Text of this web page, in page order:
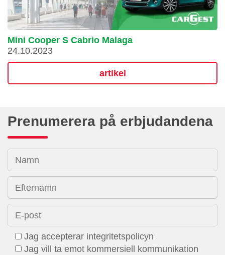
Mini Cooper S Cabrio Malaga
24.10.2023
artikel
Prenumerera på erbjudandena
Namn
Efternamn
E-post
Jag accepterar integritetspolicyn
Jag vill ta emot kommersiell kommunikation